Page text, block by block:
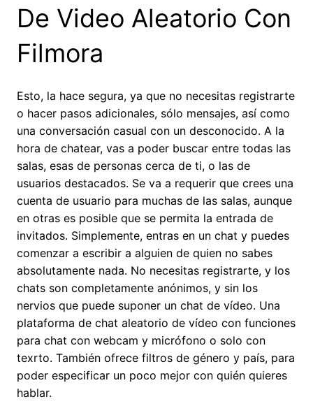
De Video Aleatorio Con
Filmora
Esto, la hace segura, ya que no necesitas registrarte
o hacer pasos adicionales, sólo mensajes, así como
una conversación casual con un desconocido. A la
hora de chatear, vas a poder buscar entre todas las
salas, esas de personas cerca de ti, o las de
usuarios destacados. Se va a requerir que crees una
cuenta de usuario para muchas de las salas, aunque
en otras es posible que se permita la entrada de
invitados. Simplemente, entras en un chat y puedes
comenzar a escribir a alguien de quien no sabes
absolutamente nada. No necesitas registrarte, y los
chats son completamente anónimos, y sin los
nervios que puede suponer un chat de vídeo. Una
plataforma de chat aleatorio de vídeo con funciones
para chat con webcam y micrófono o solo con
texrto. También ofrece filtros de género y país, para
poder especificar un poco mejor con quién quieres
hablar.